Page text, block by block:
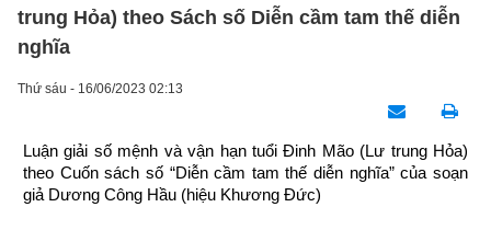
trung Hỏa) theo Sách số Diễn cầm tam thế diễn
nghĩa
Thứ sáu - 16/06/2023 02:13
Luận giải số mệnh và vận hạn tuổi Đinh Mão (Lư trung Hỏa)
theo Cuốn sách số “Diễn cầm tam thế diễn nghĩa” của soạn
giả Dương Công Hầu (hiệu Khương Đức)